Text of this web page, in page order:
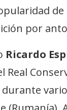
por
Ricardo
Real